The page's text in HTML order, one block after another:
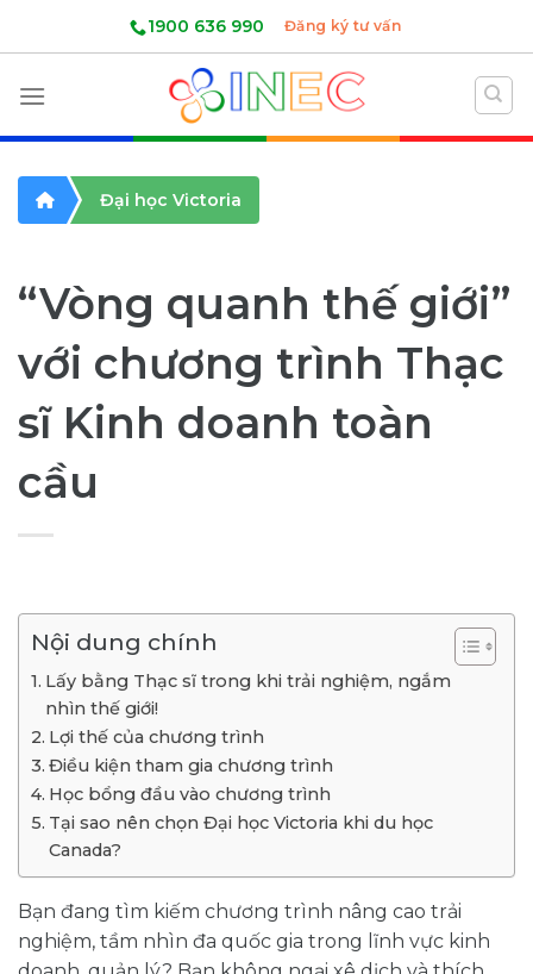
1900 636 990 Đăng ký tư vấn
Đại học Victoria
“Vòng quanh thế giới”
với chương trình Thạc
sĩ Kinh doanh toàn
cầu
Nội dung chính
Lấy bằng Thạc sĩ trong khi trải nghiệm, ngắm
nhìn thế giới!
Lợi thế của chương trình
Điều kiện tham gia chương trình
Học bổng đầu vào chương trình
Tại sao nên chọn Đại học Victoria khi du học
Canada?
Bạn đang tìm kiếm chương trình nâng cao trải
nghiệm, tầm nhìn đa quốc gia trong lĩnh vực kinh